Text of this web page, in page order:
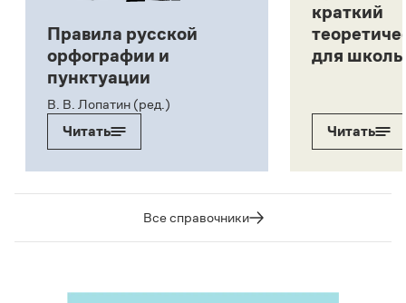
Правила русской
орфографии и
пунктуации
В. В. Лопатин (ред.)
Читать
краткий
для
Читать
Все справочники